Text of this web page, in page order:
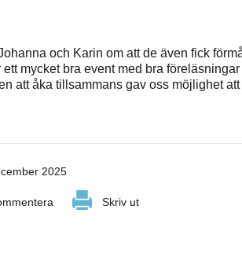
och Karin om att de även fick
mycket bra event med bra
att åka tillsammans gav oss möjlighet
2025
Skriv ut